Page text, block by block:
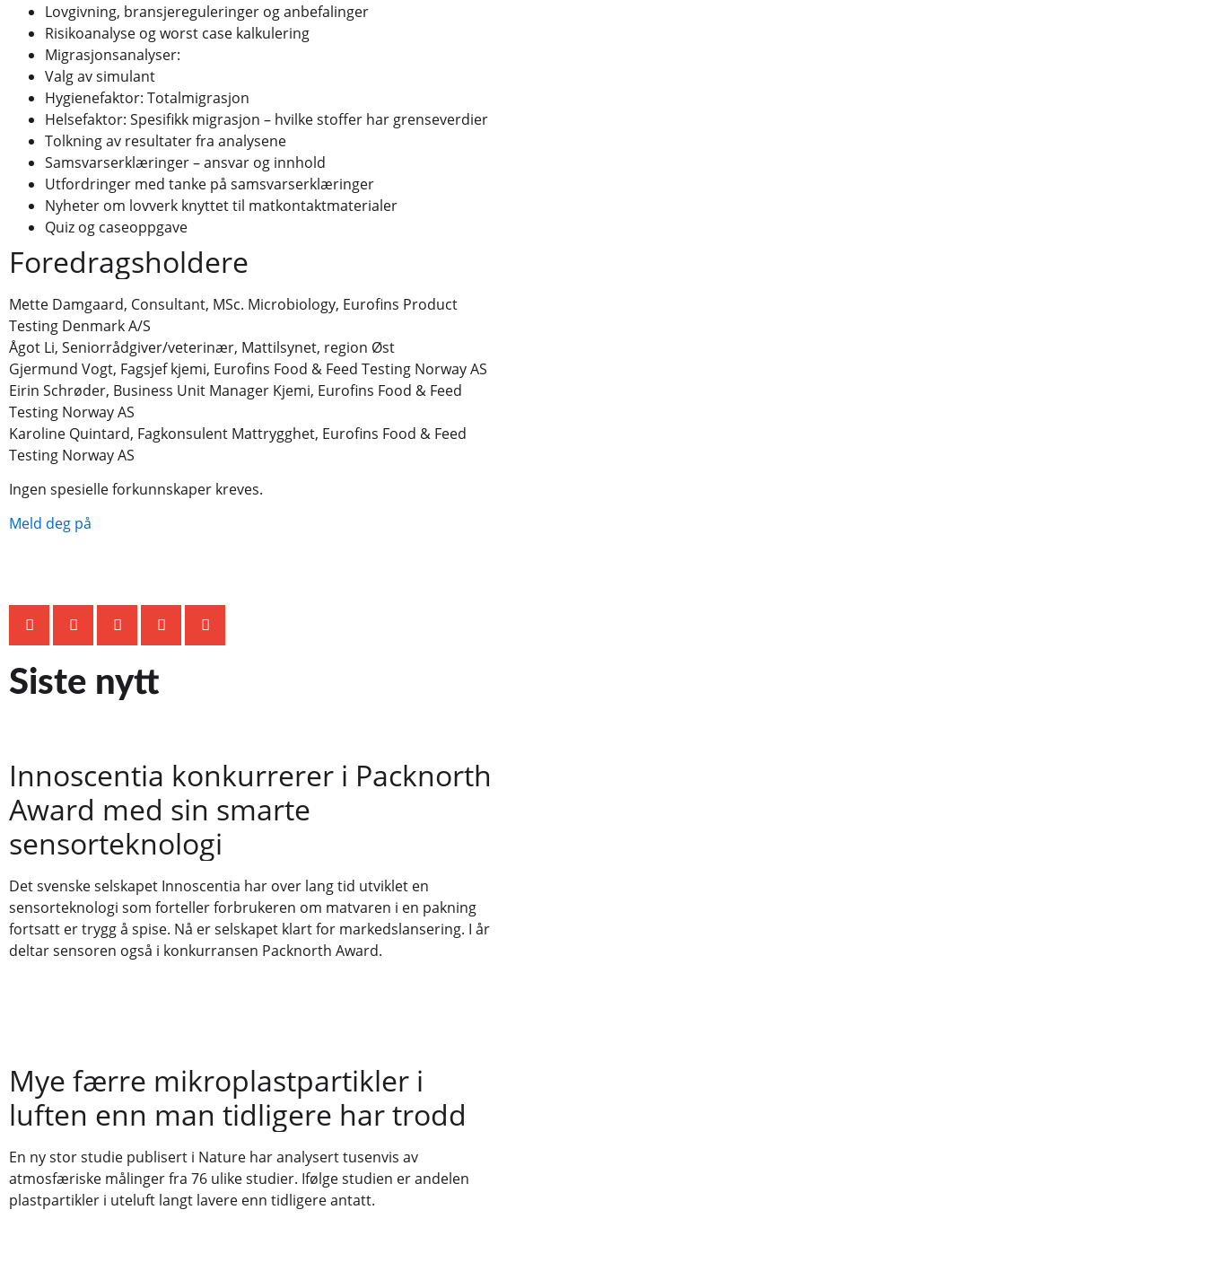
Lovgivning, bransjereguleringer og anbefalinger
Risikoanalyse og worst case kalkulering
Migrasjonsanalyser:
Valg av simulant
Hygienefaktor: Totalmigrasjon
Helsefaktor: Spesifikk migrasjon – hvilke stoffer har grenseverdier
Tolkning av resultater fra analysene
Samsvarserklæringer – ansvar og innhold
Utfordringer med tanke på samsvarserklæringer
Nyheter om lovverk knyttet til matkontaktmaterialer
Quiz og caseoppgave
Foredragsholdere
Mette Damgaard, Consultant, MSc. Microbiology, Eurofins Product
Testing Denmark A/S
Ågot Li, Seniorrådgiver/veterinær, Mattilsynet, region Øst
Gjermund Vogt, Fagsjef kjemi, Eurofins Food & Feed Testing Norway AS
Eirin Schrøder, Business Unit Manager Kjemi, Eurofins Food & Feed
Testing Norway AS
Karoline Quintard, Fagkonsulent Mattrygghet, Eurofins Food & Feed
Testing Norway AS
Ingen spesielle forkunnskaper kreves.
Meld deg på
Siste nytt
Innoscentia konkurrerer i Packnorth
Award med sin smarte
sensorteknologi
Det svenske selskapet Innoscentia har over lang tid utviklet en
sensorteknologi som forteller forbrukeren om matvaren i en pakning
fortsatt er trygg å spise. Nå er selskapet klart for markedslansering. I år
deltar sensoren også i konkurransen Packnorth Award.
Mye færre mikroplastpartikler i
luften enn man tidligere har trodd
En ny stor studie publisert i Nature har analysert tusenvis av
atmosfæriske målinger fra 76 ulike studier. Ifølge studien er andelen
plastpartikler i uteluft langt lavere enn tidligere antatt.